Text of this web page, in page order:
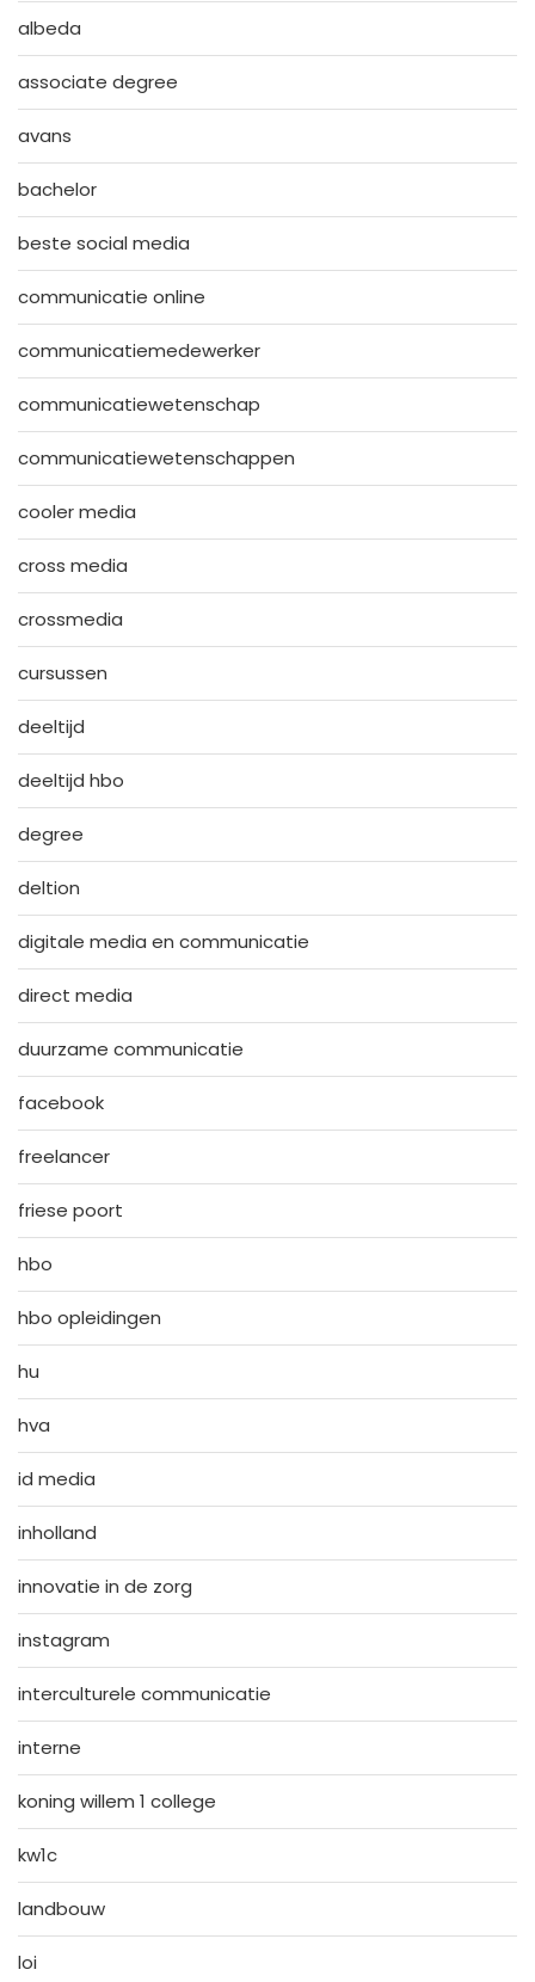
albeda
associate degree
avans
bachelor
beste social media
communicatie online
communicatiemedewerker
communicatiewetenschap
communicatiewetenschappen
cooler media
cross media
crossmedia
cursussen
deeltijd
deeltijd hbo
degree
deltion
digitale media en communicatie
direct media
duurzame communicatie
facebook
freelancer
friese poort
hbo
hbo opleidingen
hu
hva
id media
inholland
innovatie in de zorg
instagram
interculturele communicatie
interne
koning willem 1 college
kw1c
landbouw
loi